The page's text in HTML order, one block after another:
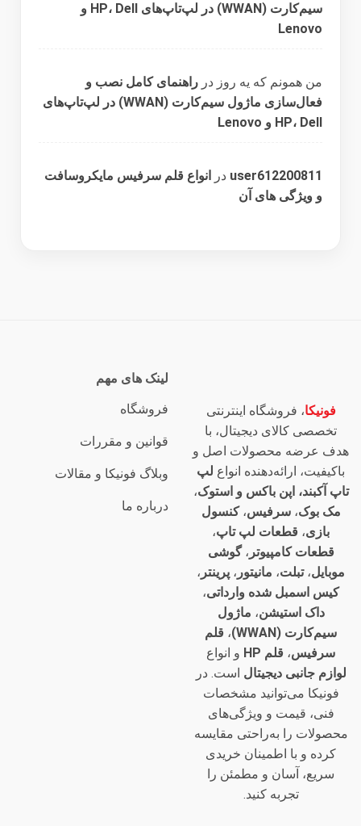
سیم‌کارت (WWAN) در لپ‌تاپ‌های HP، Dell و
Lenovo
من همونم که یه روز در راهنمای کامل نصب و
فعال‌سازی ماژول سیم‌کارت (WWAN) در لپ‌تاپ‌های
HP، Dell و Lenovo
user612200811 در
انواع قلم سرفیس مایکروسافت
و ویژگی های آن
فونیکا، فروشگاه اینترنتی
تخصصی کالای دیجیتال، با
هدف عرضه محصولات اصل و
باکیفیت، ارائه‌دهنده انواع لپ
تاپ آکبند، اپن باکس و استوک،
مک بوک،سرفیس،کنسول
بازی، قطعات لپ تاپ،
قطعات کامپیوتر ،گوشی
موبایل،تبلت، مانیتور ، پرینتر ،
کیس اسمبل شده وارداتی،
داک استیشن، ماژول
سیم‌کارت (WWAN)
، قلم
سرفیس، قلم HP
و انواع
لوازم جانبی دیجیتال است. در
فونیکا می‌توانید مشخصات
فنی، قیمت و ویژگی‌های
محصولات را به‌راحتی مقایسه
کرده و با اطمینان خریدی
سریع، آسان و مطمئن را
تجربه کنید.
لینک های مهم
فروشگاه
قوانین و مقررات
وبلاگ فونیکا و مقالات
درباره ما